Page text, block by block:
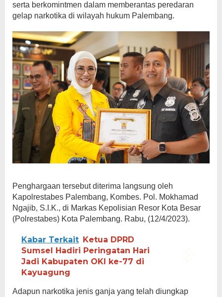
serta berkomintmen dalam memberantas peredaran
gelap narkotika di wilayah hukum Palembang.
Penghargaan tersebut diterima langsung oleh
Kapolrestabes Palembang, Kombes. Pol. Mokhamad
Ngajib, S.I.K., di Markas Kepolisian Resor Kota Besar
(Polrestabes) Kota Palembang. Rabu, (12/4/2023).
Kabar Terkait Ketua DPRD
Sumsel Hadiri Peringatan Hari
Jadi Kabupaten OKI ke-77 di
Kayuagung
Adapun narkotika jenis ganja yang telah diungkap